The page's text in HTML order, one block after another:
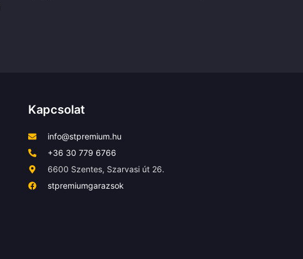
Kapcsolat
info@stpremium.hu
+36 30 779 6766
6600 Szentes, Szarvasi út 26.
stpremiumgarazsok